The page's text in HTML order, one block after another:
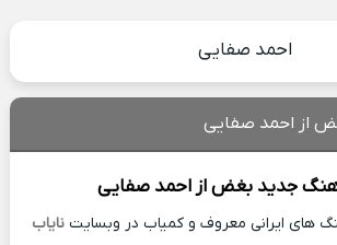
احمد صفایی
از احمد صفایی
جدید بغض ازاحمد صفایی
های ایرانی معروف و کمیاب در وبسایت نایاب